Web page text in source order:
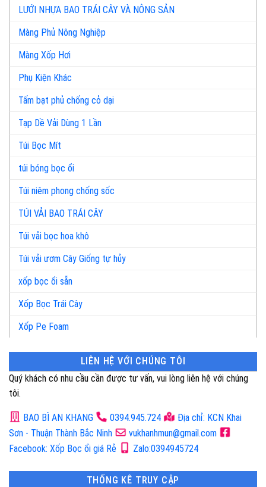
LƯỚI NHỰA BAO TRÁI CÂY VÀ NÔNG SẢN
Màng Phủ Nông Nghiệp
Màng Xốp Hơi
Phụ Kiện Khác
Tấm bạt phủ chống cỏ dại
Tạp Dề Vải Dùng 1 Lần
Túi Bọc Mít
túi bóng bọc ổi
Túi niêm phong chống sốc
TÚI VẢI BAO TRÁI CÂY
Túi vải bọc hoa khô
Túi vải ươm Cây Giống tự hủy
xốp bọc ổi sẵn
Xốp Bọc Trái Cây
Xốp Pe Foam
LIÊN HỆ VỚI CHÚNG TÔI
Quý khách có nhu cầu cần được tư vấn, vui lòng liên hệ với chúng
tôi.
BAO BÌ AN KHANG 0394.945.724
Địa chỉ: KCN Khai
Sơn - Thuận Thành Bắc Ninh
vukhanhmun@gmail.com
Facebook: Xốp Bọc ổi giá Rẻ
Zalo:0394945724
THỐNG KÊ TRUY CẬP